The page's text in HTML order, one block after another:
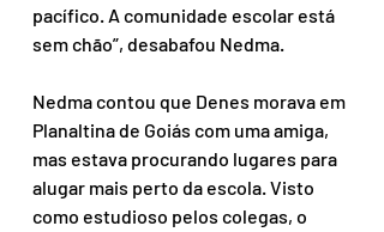
pacífico. A comunidade escolar está
sem chão”, desabafou Nedma.
Nedma contou que Denes morava em
Planaltina de Goiás com uma amiga,
mas estava procurando lugares para
alugar mais perto da escola. Visto
como estudioso pelos colegas, o